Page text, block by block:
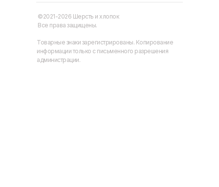
©2021-2026 Шерсть и хлопок
Все права защищены.
Товарные знаки зарегистрированы. Копирование
информации только с письменного разрешения
администрации.